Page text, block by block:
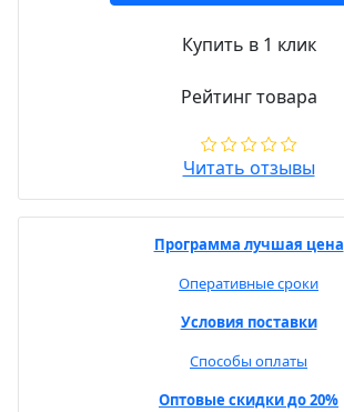
Купить в 1 клик
Рейтинг товара
Читать отзывы
Программа лучшая цена
Оперативные сроки
Условия поставки
Способы оплаты
Оптовые скидки до 20%